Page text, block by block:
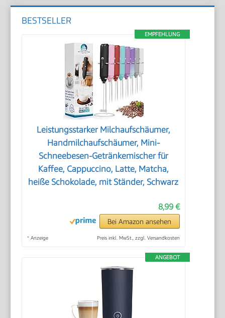
BESTSELLER
EMPFEHLUNG
Leistungsstarker Milchaufschäumer,
Handmilchaufschäumer, Mini-
Schneebesen-Getränkemischer für
Kaffee, Cappuccino, Latte, Matcha,
heiße Schokolade, mit Ständer, Schwarz
8,99 €
Bei Amazon ansehen
* Anzeige Preis inkl. MwSt., zzgl. Versandkosten
ANGEBOT